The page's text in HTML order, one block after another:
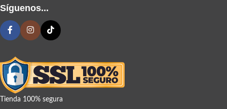
Síguenos...
Tienda 100% segura